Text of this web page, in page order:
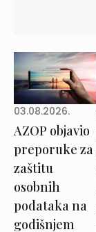
03.08.2026.
AZOP objavio
preporuke za
zaštitu
osobnih
podataka na
godišnjem